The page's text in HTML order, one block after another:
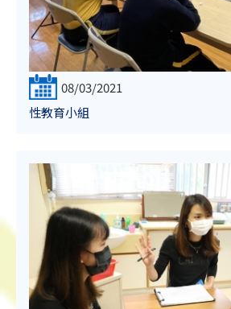
08/03/2021
性教育小組